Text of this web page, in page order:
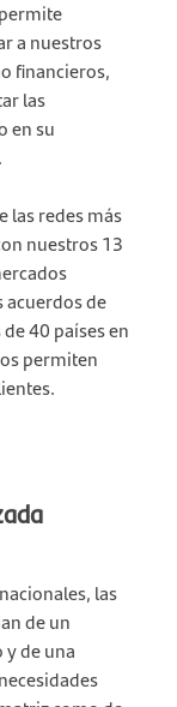
a nuestros
financieros,
las
en su
las redes más
nuestros 13
de
40 países en
permiten
las
de un
de una